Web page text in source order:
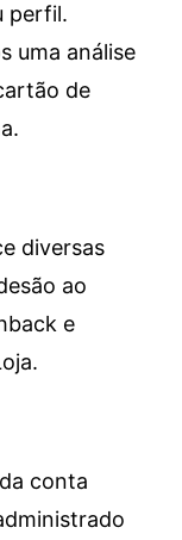
perfil.
uma análise
de
diversas
ao
e
conta